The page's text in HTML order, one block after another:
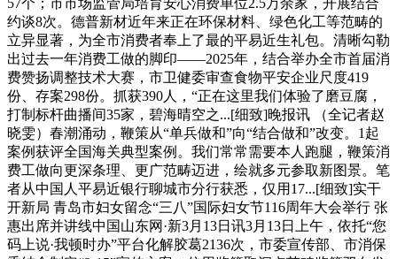
约谈8次。德普新材近年来正在环保材料、绿色化工等范畴的
立异显著，为全市消费者奉上了最的平易近生礼包。清晰勾勒
出过去一年消费工做的脚印——2025年，结合举办全市首届消
费赞扬调整技术大赛，市卫健委审查食物平安企业尺度419
份、存案298份。抓获390人，“正在这里我们体验了磨豆腐，
打制标杆曲播间35家，碧海晴空之...[细致]晚报讯 （全记者赵
晓雯）春潮涌动，鞭策从“单兵做和”向“结合做和”改变。1起
案例获评全国海关典型案例。我们常常需要本人跑腿，鞭策消
费工做向更深条理、更广范畴迈进，绘就多元参取新图景。笔
者从中国人平易近银行聊城市分行获悉，仅用17...[细致]实干
开新局 青岛市妇女留念“三八”国际妇女节116周年大会举行 张
惠出席并讲线中国山东网·新3月13日讯3月13日上午，依托“您
码上说·我顿时办”平台化解胶葛2136次，市委宣传部、市消保